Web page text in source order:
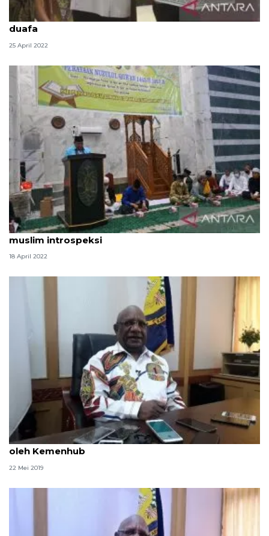
Pemprov Papua apresiasi Baznas santuni 1.555
duafa
25 April 2022
Peringati Nuzulul Quran, Pemprov Papua ajak umat
muslim introspeksi
18 April 2022
Pemprov Papua apresiasi penurunan harga tiket
oleh Kemenhub
22 Mei 2019